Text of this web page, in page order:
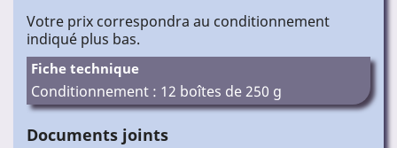
Votre prix correspondra au conditionnement
indiqué plus bas.
Fiche technique
Conditionnement : 12 boîtes de 250 g
Documents joints